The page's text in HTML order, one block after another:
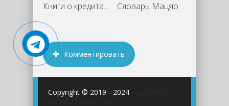
Книги о кредитах и финансовой свободе: Словарь Мацяо - Хань Шаогун
Комментировать
Copyright © 2019 - 2024